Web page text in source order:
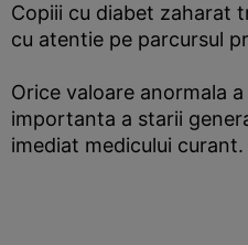
Copiii cu diabet zaharat
cu atentie pe parcursul
Orice valoare anormala
importanta a starii
imediat medicului curant.